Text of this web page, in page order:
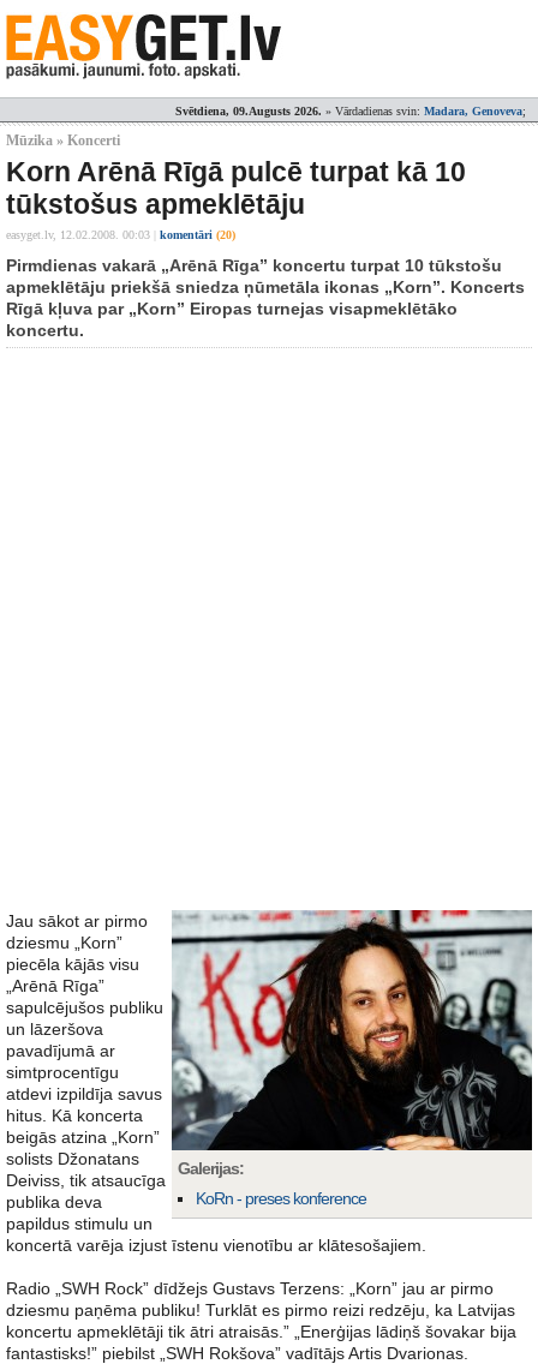
Svētdiena, 09.Augusts 2026. » Vārdadienas svin: Madara, Genoveva;
Mūzika » Koncerti
Korn Arēnā Rīgā pulcē turpat kā 10
tūkstošus apmeklētāju
easyget.lv, 12.02.2008. 00:03 komentāri (20)
Pirmdienas vakarā „Arēnā Rīga” koncertu turpat 10 tūkstošu
apmeklētāju priekšā sniedza ņūmetāla ikonas „Korn”. Koncerts
Rīgā kļuva par „Korn” Eiropas turnejas visapmeklētāko
koncertu.
Galerijas:
KoRn - preses konference
Jau sākot ar pirmo
dziesmu „Korn”
piecēla kājās visu
„Arēnā Rīga”
sapulcējušos publiku
un lāzeršova
pavadījumā ar
simtprocentīgu
atdevi izpildīja savus
hitus. Kā koncerta
beigās atzina „Korn”
solists Džonatans
Deiviss, tik atsaucīga
publika deva
papildus stimulu un
koncertā varēja izjust īstenu vienotību ar klātesošajiem.
Radio „SWH Rock” dīdžejs Gustavs Terzens: „Korn” jau ar pirmo
dziesmu paņēma publiku! Turklāt es pirmo reizi redzēju, ka Latvijas
koncertu apmeklētāji tik ātri atraisās.” „Enerģijas lādiņš šovakar bija
fantastisks!” piebilst „SWH Rokšova” vadītājs Artis Dvarionas.